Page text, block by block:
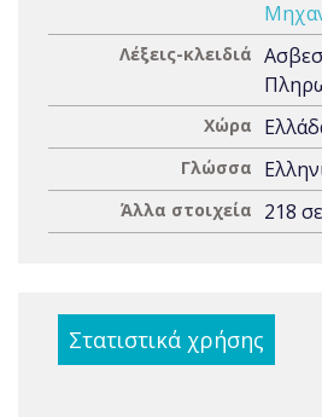
Λέξεις-κλειδιά
Χώρα
Γλώσσα
Άλλα στοιχεία 218
Στατιστικά χρήσης